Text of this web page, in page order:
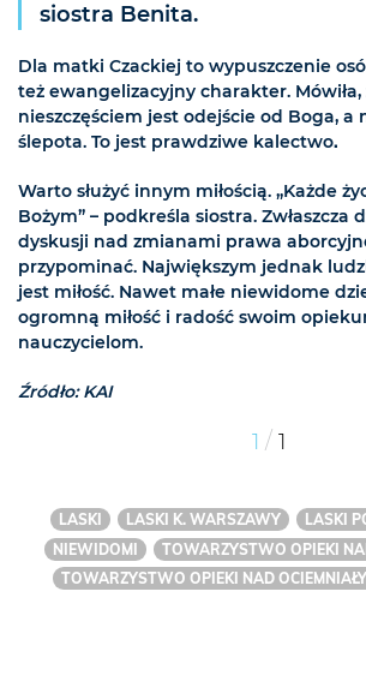
siostra Benita.
Dla matki Czackiej to wypuszczenie
też ewangelizacyjny charakter. Mówiła,
nieszczęściem jest odejście od Boga, a
ślepota. To jest prawdziwe kalectwo.
Warto służyć innym miłością. „Każde
Bożym” – podkreśla siostra. Zwłaszcza
dyskusji nad zmianami prawa
przypominać. Największym jednak
jest miłość. Nawet małe niewidome
ogromną miłość i radość swoim
nauczycielom.
Źródło: KAI
1 / 1
LASKI LASKI K. WARSZAWY
LASKI
NIEWIDOMI
TOWARZYSTWO OPIEKI
TOWARZYSTWO OPIEKI NAD